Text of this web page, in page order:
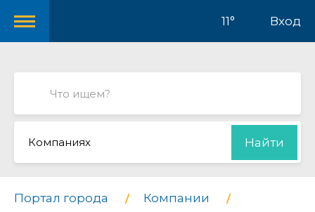
11° Вход
Компаниях Найти
Портал города
Компании